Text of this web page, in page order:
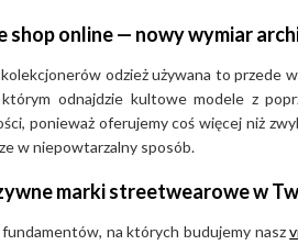
warto wybierać Miss Sixty w
finansowe, pozwalające
w ułamku ich pierwotnej ceny
wykonania archiwalnych kolekcji
unikalnych, odważnych krojów i
shop online — nowy wymiar
odzież używana to przede
odnajdzie kultowe modele z
ponieważ oferujemy coś więcej niż
w niepowtarzalny sposób.
marki streetwearowe w
fundamentów, na których budujemy nasz